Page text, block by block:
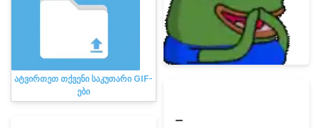
ატვირთეთ თქვენი საკუთარი GIF-
ები